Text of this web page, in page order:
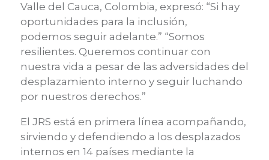
Valle del Cauca, Colombia, expresó: “Si hay
oportunidades para la inclusión,
podemos seguir adelante.” “Somos
resilientes. Queremos continuar con
nuestra vida a pesar de las adversidades del
desplazamiento interno y seguir luchando
por nuestros derechos.”
El JRS está en primera línea acompañando,
sirviendo y defendiendo a los desplazados
internos en 14 países mediante la